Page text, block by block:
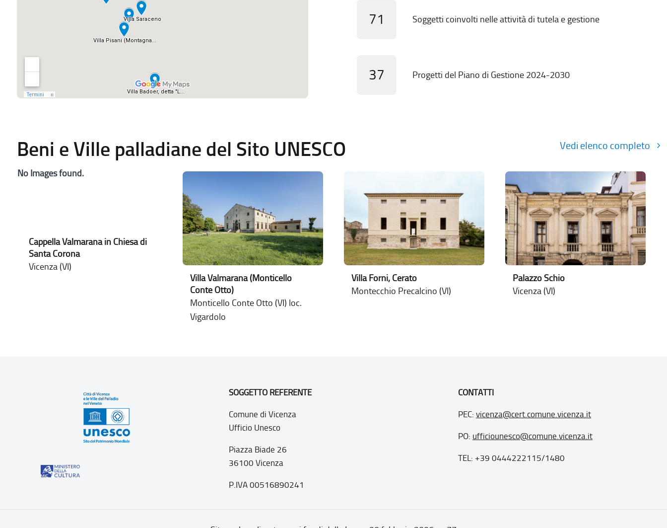
71 Soggetti coinvolti nelle attività di tutela e gestione
37 Progetti del Piano di Gestione 2024-2030
Beni e Ville palladiane del Sito UNESCO Vedi elenco completo
No Images found.
Cappella Valmarana in Chiesa di
Santa Corona
Vicenza (VI)
Villa Valmarana (Monticello
Conte Otto)
Monticello Conte Otto (VI) loc.
Vigardolo
Villa Forni, Cerato
Montecchio Precalcino (VI)
Palazzo Schio
Vicenza (VI)
SOGGETTO REFERENTE
Comune di Vicenza
Ufficio Unesco
Piazza Biade 26
36100 Vicenza
P.IVA 00516890241
CONTATTI
PEC: vicenza@cert.comune.vicenza.it
PO: ufficiounesco@comune.vicenza.it
TEL: +39 0444222115/1480